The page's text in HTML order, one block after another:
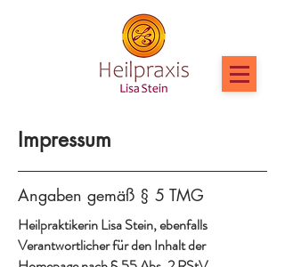
Impressum
Angaben gemäß § 5 TMG
Heilpraktikerin Lisa Stein, ebenfalls
Verantwortlicher für den Inhalt der